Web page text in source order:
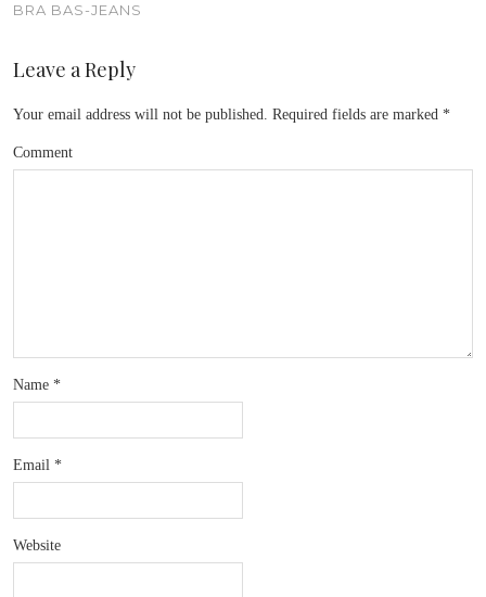
BRA BAS-JEANS
Leave a Reply
Your email address will not be published. Required fields are marked *
Comment
Name *
Email *
Website